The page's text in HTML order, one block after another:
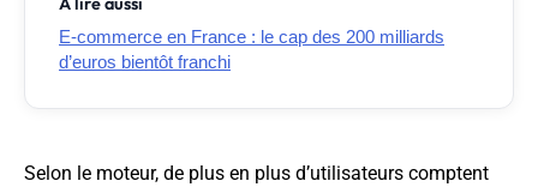
E-commerce en France : le cap des 200 milliards
d’euros bientôt franchi
Selon le moteur, de plus en plus d’utilisateurs comptent